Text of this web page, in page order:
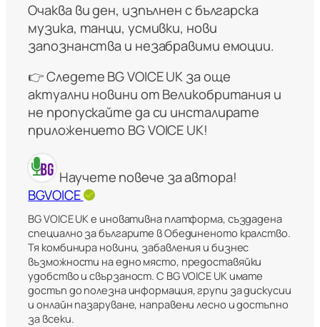
Очаква ви ден, изпълнен с българска
музика, танци, усмивки, нови
запознанства и незабравими емоции.
👉 Следете BG VOICE UK за още
актуални новини от Великобритания и
не пропускайте да си инсталирате
приложението BG VOICE UK!
Научете повече за автора!
BGVOICE
BG VOICE UK е иновативна платформа, създадена
специално за българите в Обединеното кралство.
Тя комбинира новини, забавления и бизнес
възможности на едно място, предоставяйки
удобство и свързаност. С BG VOICE UK имате
достъп до полезна информация, групи за дискусии
и онлайн пазаруване, направени лесно и достъпно
за всеки.